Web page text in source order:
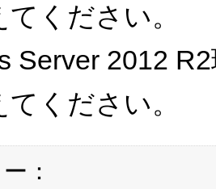
ください。
Server 2012
ください。
：